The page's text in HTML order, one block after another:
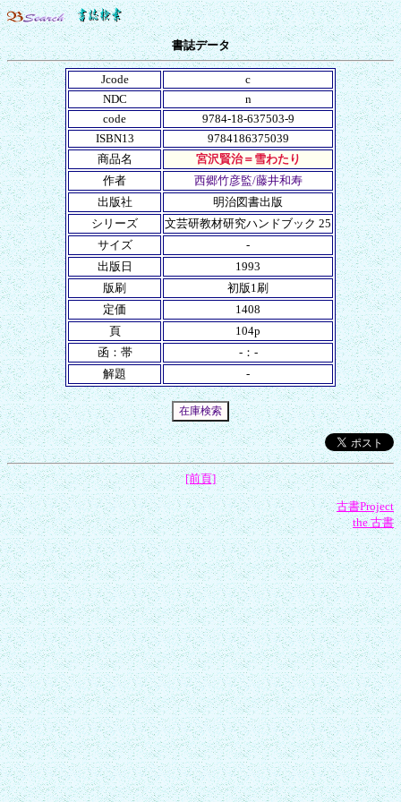
書誌データ
Jcode
c
NDC
n
code
9784-18-637503-9
ISBN13
9784186375039
商品名
宮沢賢治＝雪わたり
作者
西郷竹彦監/藤井和寿
出版社
明治図書出版
シリーズ
文芸研教材研究ハンドブック 25
サイズ
-
出版日
1993
版刷
初版1刷
定価
1408
頁
104p
函：帯
-：-
解題
-
[前頁]
古書Project
the 古書